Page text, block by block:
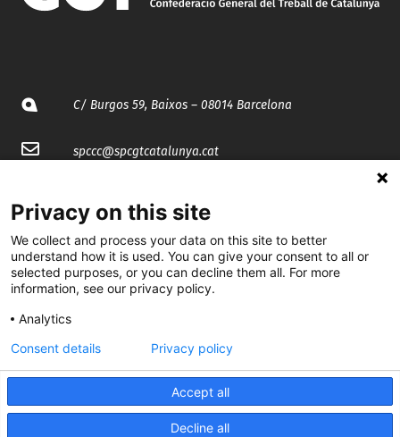
C/ Burgos 59, Baixos – 08014 Barcelona
spccc@spcgtcatalunya.cat
@CGTCatalunya
cgtcatalunya
CGTCatalunya
cgtcatalunya
Desenvolupat per
Privacy on this site
We collect and process your data on this site to better
understand how it is used. You can give your consent to all or
selected purposes, or you can decline them all. For more
information, see our privacy policy.
Analytics
Accept all
Decline all
Consent details Privacy policy